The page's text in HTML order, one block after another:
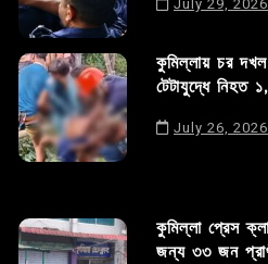
July 29, 2026
কুমিল্লায় চর দখল
টেটাযুদ্ধে
July 26, 2026
কুমিল্লা প্রেস
জন্য ৩৩ জন